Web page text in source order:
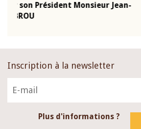
prononcée par son
Inscription à la newsletter
Plus d'informations ?